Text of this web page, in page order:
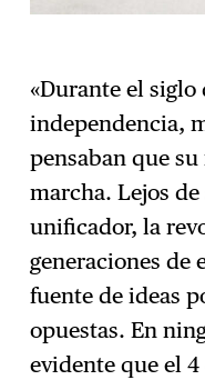
«Durante el siglo
independencia,
pensaban que
marcha. Lejos
unificador, la
generaciones de
fuente de ideas
opuestas. En
evidente que el